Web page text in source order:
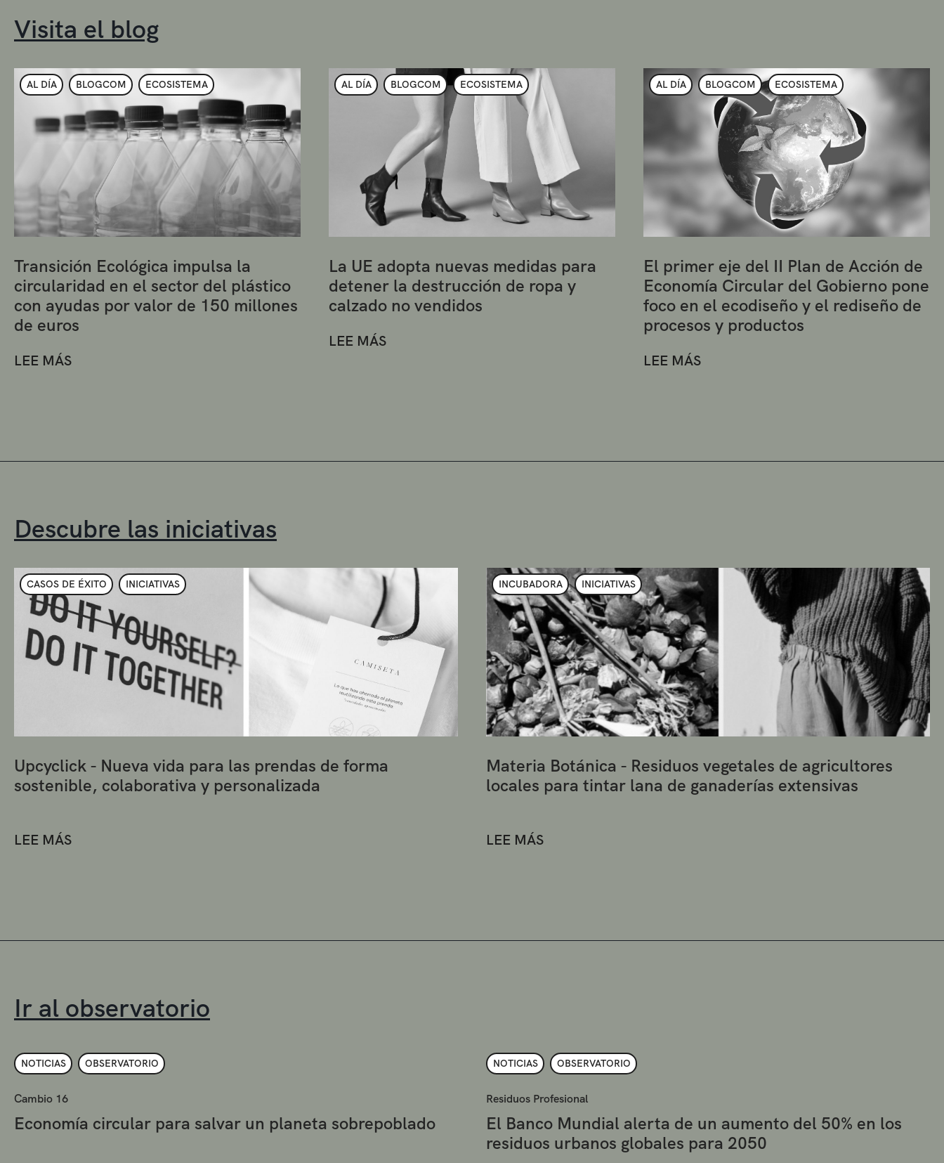
Visita el blog
AL DÍA BLOGCOM ECOSISTEMA
Transición Ecológica impulsa la
circularidad en el sector del plástico
con ayudas por valor de 150 millones
de euros
LEE MÁS
AL DÍA BLOGCOM ECOSISTEMA
La UE adopta nuevas medidas para
detener la destrucción de ropa y
calzado no vendidos
LEE MÁS
AL DÍA BLOGCOM ECOSISTEMA
El primer eje del II Plan de Acción de
Economía Circular del Gobierno pone
foco en el ecodiseño y el rediseño de
procesos y productos
LEE MÁS
Descubre las iniciativas
CASOS DE ÉXITO INICIATIVAS
Upcyclick - Nueva vida para las prendas de forma
sostenible, colaborativa y personalizada
LEE MÁS
INCUBADORA INICIATIVAS
Materia Botánica - Residuos vegetales de agricultores
locales para tintar lana de ganaderías extensivas
LEE MÁS
Ir al observatorio
NOTICIAS OBSERVATORIO
Cambio 16
Economía circular para salvar un planeta sobrepoblado
NOTICIAS OBSERVATORIO
Residuos Profesional
El Banco Mundial alerta de un aumento del 50% en los
residuos urbanos globales para 2050